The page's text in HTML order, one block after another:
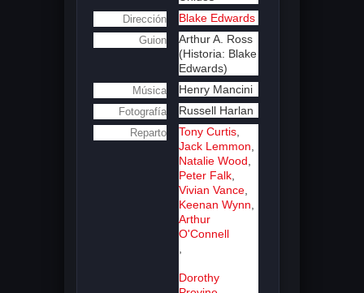
Dirección Blake Edwards
Guion
Arthur A. Ross
(Historia: Blake
Edwards)
Música Henry Mancini
Fotografía Russell Harlan
Reparto Tony Curtis
Jack Lemmon
Natalie Wood
Peter Falk
Vivian Vance
Keenan Wynn
Arthur
O'Connell
Dorothy